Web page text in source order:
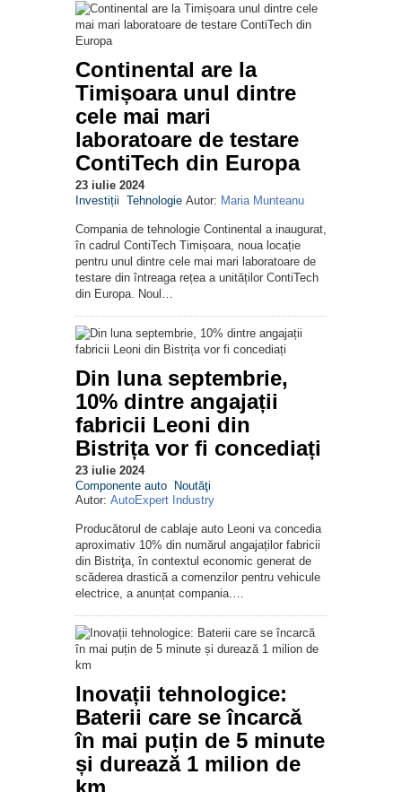
Continental are la
Timișoara unul dintre
cele mai mari
laboratoare de testare
ContiTech din Europa
23 iulie 2024
Investiții Tehnologie Autor: Maria Munteanu
Compania de tehnologie Continental a inaugurat,
în cadrul ContiTech Timișoara, noua locație
pentru unul dintre cele mai mari laboratoare de
testare din întreaga rețea a unităților ContiTech
din Europa. Noul…
Din luna septembrie,
10% dintre angajații
fabricii Leoni din
Bistrița vor fi concediați
23 iulie 2024
Componente auto
Noutăţi
Autor: AutoExpert Industry
Producătorul de cablaje auto Leoni va concedia
aproximativ 10% din numărul angajaților fabricii
din Bistriţa, în contextul economic generat de
scăderea drastică a comenzilor pentru vehicule
electrice, a anunțat compania.…
Inovații tehnologice:
Baterii care se încarcă
în mai puțin de 5 minute
și durează 1 milion de